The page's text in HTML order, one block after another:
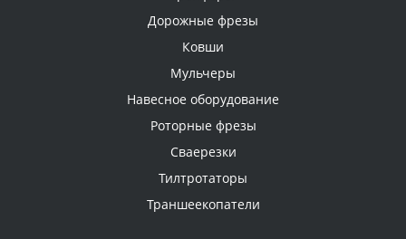
Дорожные фрезы
Ковши
Мульчеры
Навесное оборудование
Роторные фрезы
Сваерезки
Тилтротаторы
Траншеекопатели